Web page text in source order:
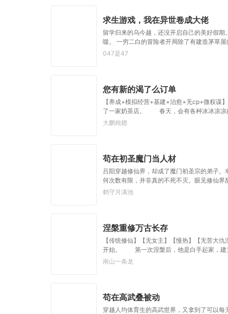
求生游戏，我在异世卷成大佬
留学归来的乌今越，还没开启自己的美好假
噬。 一穷二白的冒险者开局除了有建造茅草
047是47
您有新的渴了么订单
【养成+模拟经营+基建+治愈+无cp+微权
了一家奶茶店。 春天，会有各种冰冰凉凉
大鹏炖翅
苟在初圣魔门当人材
吕阳穿越修仙界，却成了魔门初圣宗的弟子
何次数有限，并非真的不死不灭。眼见修仙
遭师姐暗算。第二世，好不容易反杀师姐，
鹤守月满池
涅槃重修万古长存
【传统修仙】【无女主】【慢热】【无苦
开始。 第一次涅槃后，他是白手起家，
仙。 第四次涅槃后，他是芸芸众仙之一
南山一条龙
苟在高武叠被动
穿越人均体育生的高武世界，又拿到了可以